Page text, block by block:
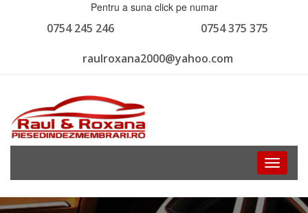
Pentru a suna click pe numar
0754 375 375
0754 245 246
raulroxana2000@yahoo.com
Toggle